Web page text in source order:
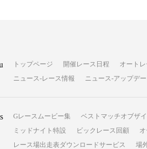
トップページ 開催レース日程 オート
ニュース-レース情報
ニュース-アップデ
Gレースムービー集 ベストマッチオブザ
ミッドナイト特設
ビックレース回顧
レース場出走表ダウンロードサービス
場